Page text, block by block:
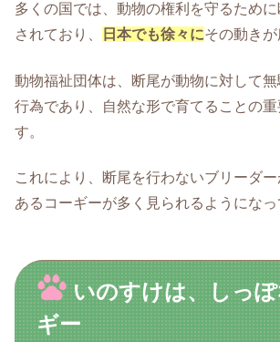
多くの国では、動物の権利を守るため
されており、
日本でも徐々にその動きが
動物福祉団体は、断尾が動物に対して
行為であり、自然な形で育てることの重
す。
これにより、断尾を行わないブリーダ
あるコーギーが多く見られるようになっ
いのすけは、しっ
ギー